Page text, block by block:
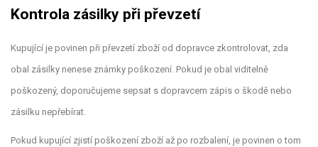
Kontrola zásilky při převzetí
Kupující je povinen při převzetí zboží od dopravce zkontrolovat, zda
obal zásilky nenese známky poškození. Pokud je obal viditelně
poškozený, doporučujeme sepsat s dopravcem zápis o škodě nebo
zásilku nepřebírat.
Pokud kupující zjistí poškození zboží až po rozbalení, je povinen o tom